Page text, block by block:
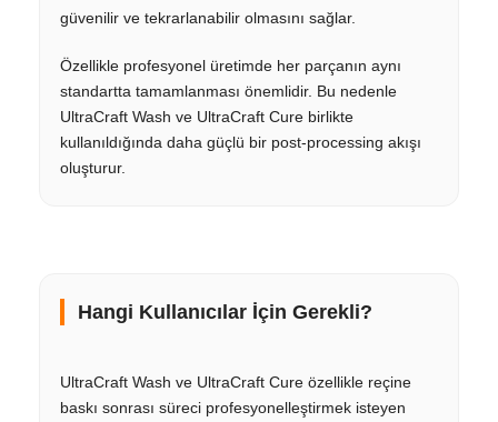
güvenilir ve tekrarlanabilir olmasını sağlar.
Özellikle profesyonel üretimde her parçanın aynı
standartta tamamlanması önemlidir. Bu nedenle
UltraCraft Wash ve UltraCraft Cure birlikte
kullanıldığında daha güçlü bir post-processing akışı
oluşturur.
Hangi Kullanıcılar İçin Gerekli?
UltraCraft Wash ve UltraCraft Cure özellikle reçine
baskı sonrası süreci profesyonelleştirmek isteyen